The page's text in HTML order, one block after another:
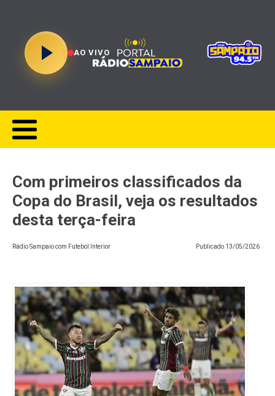
AO VIVO
Com primeiros classificados da
Copa do Brasil, veja os resultados
desta terça-feira
Rádio Sampaio com Futebol Interior Publicado 13/05/2026